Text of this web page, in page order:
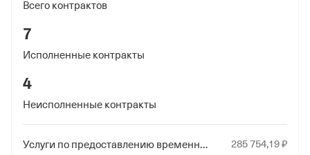
Дата регистрации
4 января 2001
Наименование территориального органа
Страхования Российской Федерации по гор. Москве и
Московской обл.
Всего контрактов
7
Исполненные контракты
4
Неисполненные контракты
Услуги по предоставлению временного жилья прочие, не включенные в другие группировки 285754,19₽